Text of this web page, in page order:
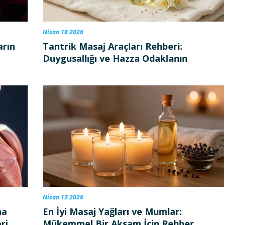
Nisan 18 2026
Tantrik Masaj Araçları Rehberi:
Duygusallığı ve Hazza Odaklanın
Nisan 13 2026
En İyi Masaj Yağları ve Mumlar: